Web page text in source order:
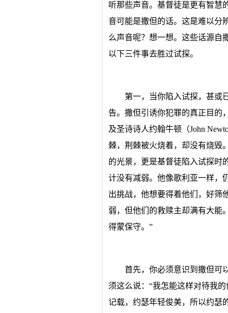
听那些声音。基督徒是更有智慧
音可能是撒但的话。这是难以分
么声音呢？想一想。这些话源自
以下三件事去胜过试探。
第一，当你陷入试探，甚或
告。撒但引诱你犯罪的真正目的
及圣诗诗人约翰牛顿（John
棘，荆棘被火烧着，却没有烧毁
的光景，更是基督徒陷入试探时
计没有减弱。他像歌利亚一样，
出挑战，他想要得着他们，好
弱，但他们的救赎主却满有大能
得蒙保守。”
首先，你必须意识到撒但可
须这么说：“我怎能这样对待我
记载，约瑟年轻俊美，所以约瑟